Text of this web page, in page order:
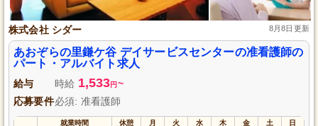
株式会社 シダー 8月8日更新
あおぞらの里鎌ケ谷 デイサービスセンターの准看護師の
パート・アルバイト求人
給与 時給 1,533円 ~
応募要件必須: 准看護師
就業時間 休憩 月 火 水 木 金 土 日